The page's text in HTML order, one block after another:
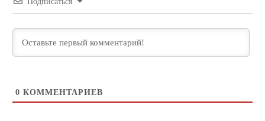
0 КОММЕНТАРИЕВ